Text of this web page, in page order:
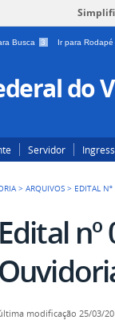
Busca 3 Ir para Rodapé
do
Servidor
>ARQUIVOS > EDITAL
Edital nº
modificação 25/03/